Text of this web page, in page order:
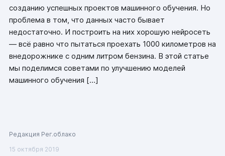
созданию успешных проектов машинного обучения. Но
проблема в том, что данных часто бывает
недостаточно. И построить на них хорошую нейросеть
— всё равно что пытаться проехать 1000 километров на
внедорожнике с одним литром бензина. В этой статье
мы поделимся советами по улучшению моделей
машинного обучения […]
Редакция Рег.облако
15 октября 2019